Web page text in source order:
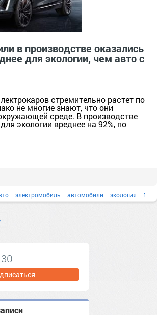
в производстве оказались
для экологии, чем авто с
стремительно растет по
не многие знают, что они
среде. В производстве
экологии вреднее на 92%, по
электромобиль автомобили экология 1